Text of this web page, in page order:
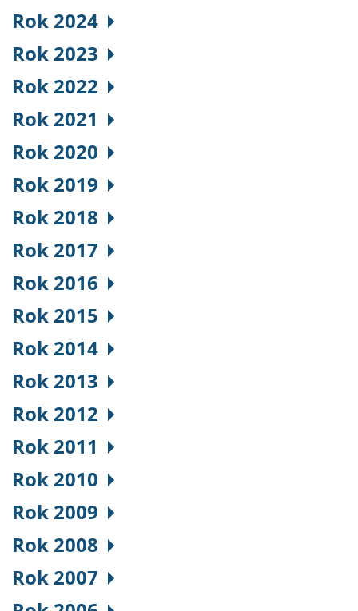
Rok 2024
Rok 2023
Rok 2022
Rok 2021
Rok 2020
Rok 2019
Rok 2018
Rok 2017
Rok 2016
Rok 2015
Rok 2014
Rok 2013
Rok 2012
Rok 2011
Rok 2010
Rok 2009
Rok 2008
Rok 2007